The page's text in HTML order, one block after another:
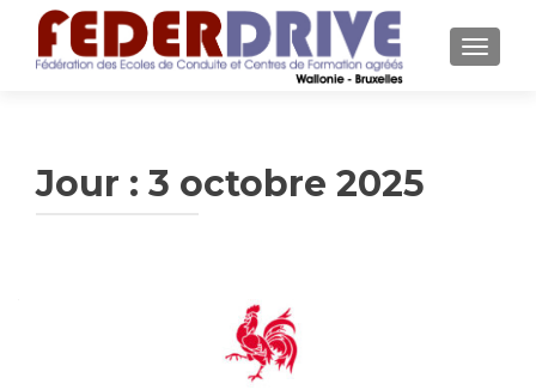
Jour : 3 octobre 2025